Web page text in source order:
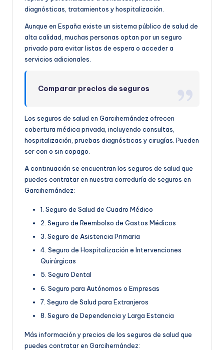
diagnósticas, tratamientos y hospitalización.
Aunque en España existe un sistema público de salud de
alta calidad, muchas personas optan por un seguro
privado para evitar listas de espera o acceder a
servicios adicionales.
Comparar precios de seguros
Los seguros de salud en Garcihernández ofrecen
cobertura médica privada, incluyendo consultas,
hospitalización, pruebas diagnósticas y cirugías. Pueden
ser con o sin copago.
A continuación se encuentran los seguros de salud que
puedes contratar en nuestra correduría de seguros en
Garcihernández:
1. Seguro de Salud de Cuadro Médico
2. Seguro de Reembolso de Gastos Médicos
3. Seguro de Asistencia Primaria
4. Seguro de Hospitalización e Intervenciones
Quirúrgicas
5. Seguro Dental
6. Seguro para Autónomos o Empresas
7. Seguro de Salud para Extranjeros
8. Seguro de Dependencia y Larga Estancia
Más información y precios de los seguros de salud que
puedes contratar en Garcihernández: